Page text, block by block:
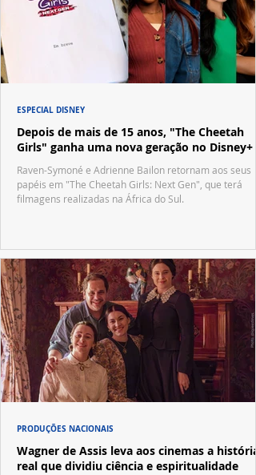
Depois de mais de 15 anos, "The Cheetah
Girls" ganha uma nova geração no Disney+
Raven-Symoné e Adrienne Bailon retornam aos seus
papéis em "The Cheetah Girls: Next Gen", que terá
filmagens realizadas na África do Sul.
ESPECIAL DISNEY
Wagner de Assis leva aos cinemas a história
real que dividiu ciência e espiritualidade
PRODUÇÕES NACIONAIS